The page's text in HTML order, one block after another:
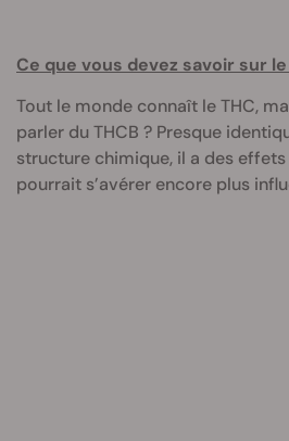
Ce que vous devez savoir sur le
Tout le monde connaît le THC,
parler du THCB ? Presque
structure chimique, il a des
pourrait s’avérer encore plus